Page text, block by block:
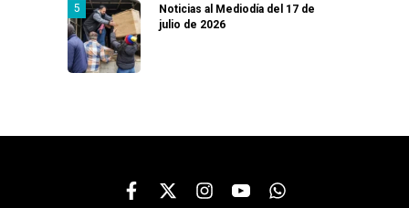
Noticias al Mediodía del 17 de
julio de 2026